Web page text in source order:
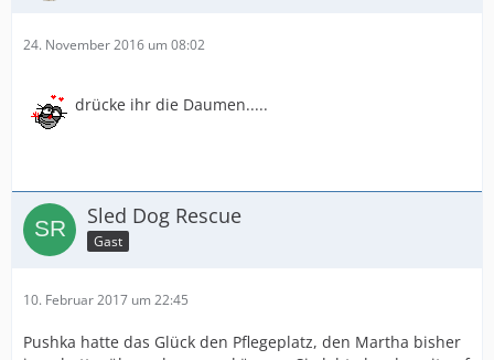
24. November 2016 um 08:02
drücke ihr die Daumen.....
Sled Dog Rescue
Gast
10. Februar 2017 um 22:45
Pushka hatte das Glück den Pflegeplatz, den Martha bisher